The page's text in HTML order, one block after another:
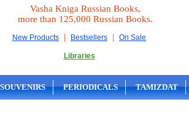
Vasha Kniga Russian Books,
more than 125,000 Russian Books.
New Products | Bestsellers | On Sale
Libraries
PERIODICALS TAMIZDAT